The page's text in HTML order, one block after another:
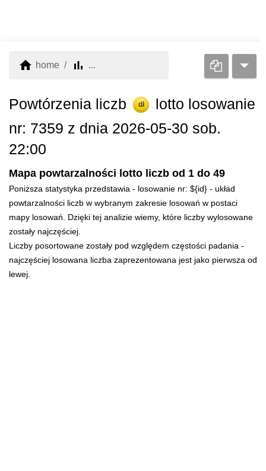
home home bar_chart ...
Powtórzenia liczb dl
lotto losowanie
nr: 7359 z dnia 2026-05-30 sob.
22:00
Mapa powtarzalności lotto liczb od 1 do 49
Poniższa statystyka przedstawia - losowanie nr: ${id} - układ
powtarzalności liczb w wybranym zakresie losowań w postaci
mapy losowań. Dzięki tej analizie wiemy, które liczby wylosowane
zostały najczęściej.
Liczby posortowane zostały pod względem częstości padania -
najczęściej losowana liczba zaprezentowana jest jako pierwsza od
lewej.